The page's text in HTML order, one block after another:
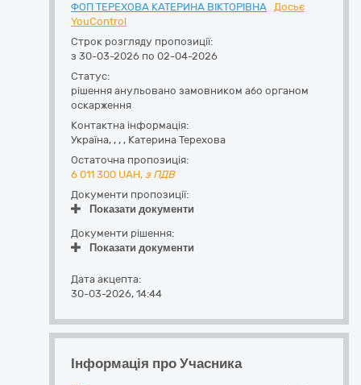
ФОП ТЕРЕХОВА КАТЕРИНА ВІКТОРІВНА Досьє
YouControl
Строк розгляду пропозиції:
з 30-03-2026 по 02-04-2026
Статус:
рішення анульовано замовником або органом
оскарження
Контактна інформація:
Україна, , , , Катерина Терехова
Остаточна пропозиція:
6 011 300 UAH, з ПДВ
Документи пропозиції:
Показати документи
Документи рішення:
Показати документи
Дата акцепта:
30-03-2026, 14:44
Інформація про Учасника